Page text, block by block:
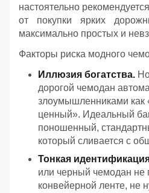
настоятельно
от покупки ярких
максимально простых и
Факторы риска модного
Иллюзия богатства.
дорогой чемодан
злоумышленниками как
ценный». Идеальный
поношенный,
который сливается с
Тонкая
или черный чемодан не
конвейерной ленте, не